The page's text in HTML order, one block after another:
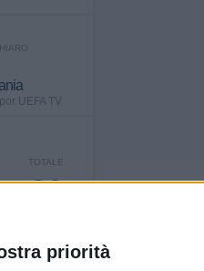
priorità
UEFA TV
TOTALE
26